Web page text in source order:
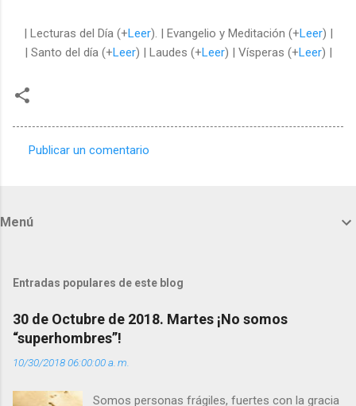
| Lecturas del Día (+Leer). | Evangelio y Meditación (+Leer) |
| Santo del día (+Leer) | Laudes (+Leer) | Vísperas (+Leer) |
t
r
i
o
s
Publicar un comentario
Menú
Entradas populares de este blog
30 de Octubre de 2018. Martes ¡No somos
“superhombres”!
10/30/2018 06:00:00 a. m.
Somos personas frágiles, fuertes con la gracia